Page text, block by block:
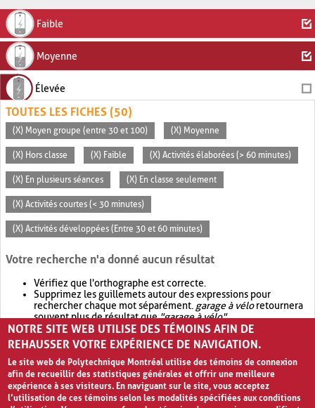
Faible
Moyenne
Élevée
TOUTES LES FICHES (50)
(X) Moyen groupe (entre 30 et 100) (X) Moyenne
(X) Hors classe (X) Faible (X) Activités élaborées (> 60 minutes)
(X) En plusieurs séances (X) En classe seulement
(X) Activités courtes (< 30 minutes)
(X) Activités développées (Entre 30 et 60 minutes)
Votre recherche n'a donné aucun résultat
Vérifiez que l'orthographe est correcte.
Supprimez les guillemets autour des expressions pour
rechercher chaque mot séparément. garage à véloretournera
souvent plus de résultat que"garage à vélo".
Envisagez d'élargir votre recherche avec OR.garage OR vélo
retournera souvent plus de résultat quegarage à vélo
NOTRE SITE WEB UTILISE DES TÉMOINS AFIN DE
REHAUSSER VOTRE EXPÉRIENCE DE NAVIGATION.
Le site web de Polytechnique Montréal utilise des témoins de connexion
afin de recueillir des statistiques générales et offrir une meilleure
expérience à ses visiteurs. En naviguant sur le site, vous acceptez
l’utilisation de ces témoins selon les modalités spécifiées aux conditions